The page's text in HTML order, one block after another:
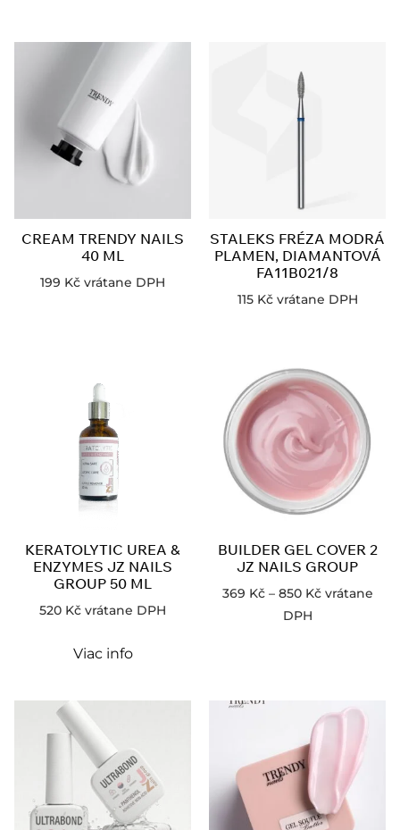
CREAM TRENDY NAILS
40 ML
199 Kč vrátane DPH
STALEKS FRÉZA MODRÁ
PLAMEN, DIAMANTOVÁ
FA11B021/8
115 Kč vrátane DPH
KERATOLYTIC UREA &
ENZYMES JZ NAILS
GROUP 50 ML
520 Kč vrátane DPH
Viac info
BUILDER GEL COVER 2
JZ NAILS GROUP
369 Kč – 850 Kč vrátane
DPH